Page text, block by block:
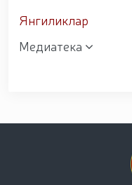
Янгиликлар
Медиатека